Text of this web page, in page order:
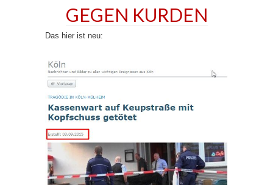
GEGEN KURDEN
Das hier ist neu: